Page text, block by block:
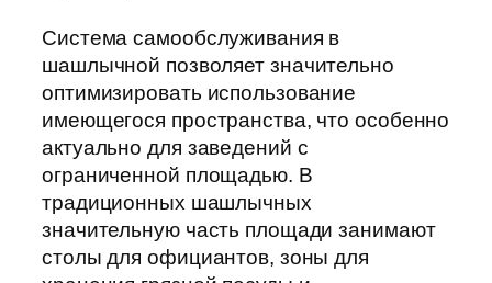
Система самообслуживания в
шашлычной позволяет значительно
оптимизировать использование
имеющегося пространства, что особенно
актуально для заведений с
ограниченной площадью. В
традиционных шашлычных
значительную часть площади занимают
столы для официантов, зоны для